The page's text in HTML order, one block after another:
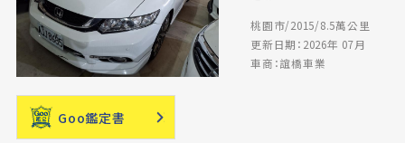
桃園市/2015/8.5萬公里
更新日期：2026年 07月
車商：誼橋車業
Goo鑑定書